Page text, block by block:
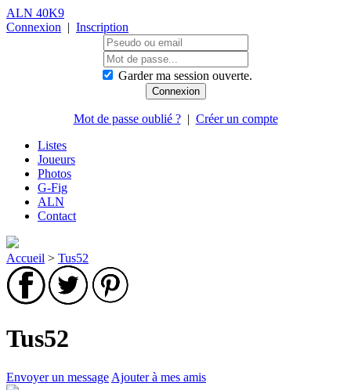
ALN 40K9
Connexion | Inscription
Garder ma session ouverte.
Mot de passe oublié ?| Créer un compte
Listes
Joueurs
Photos
G-Fig
ALN
Contact
Accueil > Tus52
Tus52
Envoyer un message Ajouter à mes amis